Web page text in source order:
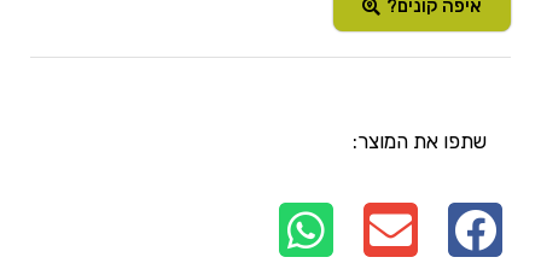
איפה קונים?
שתפו את המוצר: